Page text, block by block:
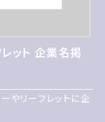
ット 企業名掲
ット 企業名掲
スターやリーフレ
やリーフレットに企